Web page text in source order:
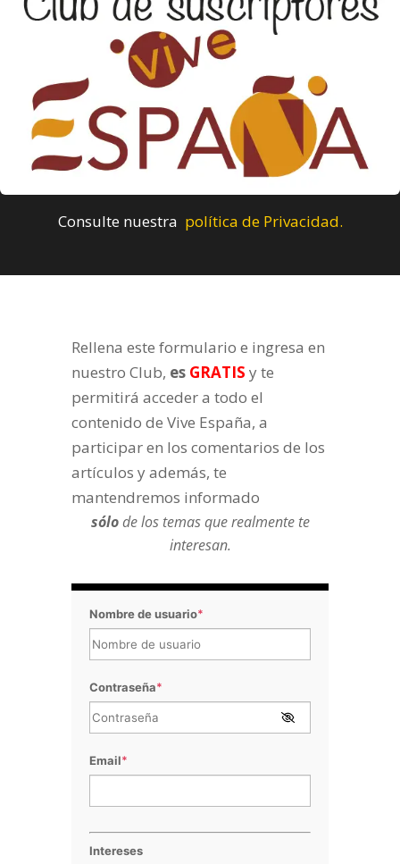
Consulte nuestra política de Privacidad.
Rellena este formulario e ingresa en
nuestro Club, es GRATIS y te
permitirá acceder a todo el
contenido de Vive España, a
participar en los comentarios de los
artículos y además, te
mantendremos informado
sólode los temas que realmente te
interesan.
Nombre de usuario*
Contraseña*
Email*
Intereses